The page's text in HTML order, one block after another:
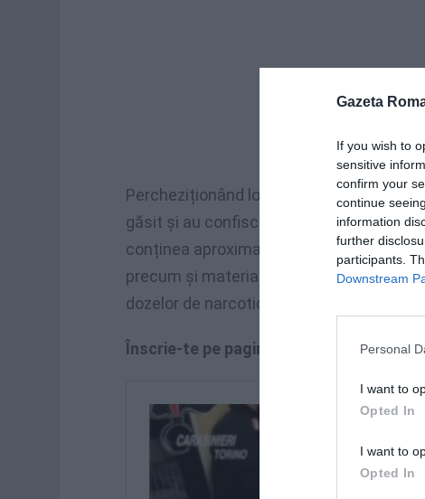
Gazeta
If you wish to
sensitive
confirm your
continue
information
further
participants.
Downstream
Personal
I want to
Opted In
I want to
Opted In
Percheziționând locuința și garajul
găsit și au confiscat 1.870 de euro în
conținea aproximativ două grame de
precum și material utilizat frecvent de
dozelor de narcotice care urmează să fie
Înscrie-te pe pagina noastră de